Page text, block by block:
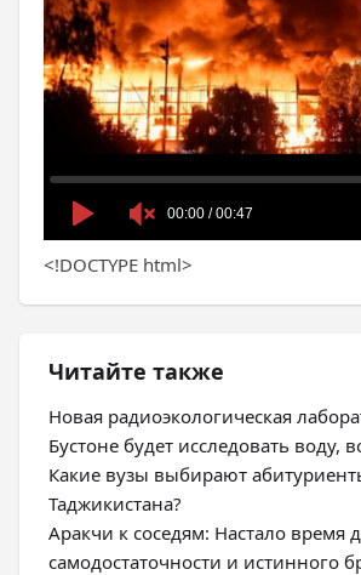
<!DOCTYPE html>
Читайте также
Новая радиоэкологическая
Бустоне будет исследовать воду,
Какие вузы выбирают
Таджикистана?
Аракчи к соседям: Настало время
самодостаточности и истинного